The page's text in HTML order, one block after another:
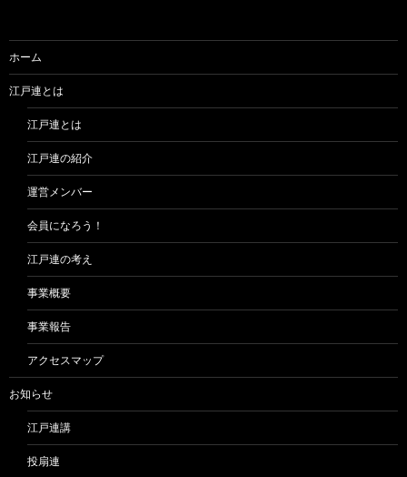
ン
ホーム
江戸連とは
江戸連とは
江戸連の紹介
運営メンバー
会員になろう！
江戸連の考え
事業概要
事業報告
アクセスマップ
お知らせ
江戸連講
投扇連